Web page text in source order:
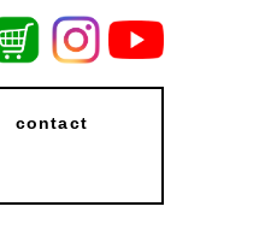
contact